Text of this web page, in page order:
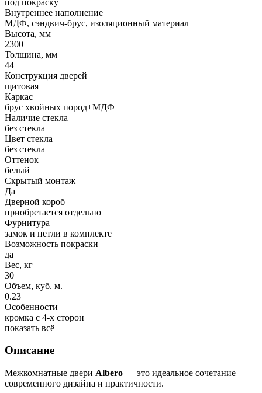
Внутреннее наполнение
МДФ, сэндвич-брус, изоляционный материал
Высота, мм
2300
Толщина, мм
44
Конструкция дверей
щитовая
Каркас
брус хвойных пород+МДФ
Наличие стекла
без стекла
Цвет стекла
без стекла
Оттенок
белый
Скрытый монтаж
Да
Дверной короб
приобретается отдельно
Фурнитура
замок и петли в комплекте
Возможность покраски
да
Вес, кг
30
Объем, куб. м.
0.23
Особенности
кромка с 4-х сторон
показать всё
Описание
Межкомнатные двери Albero — это идеальное сочетание
современного дизайна и практичности.